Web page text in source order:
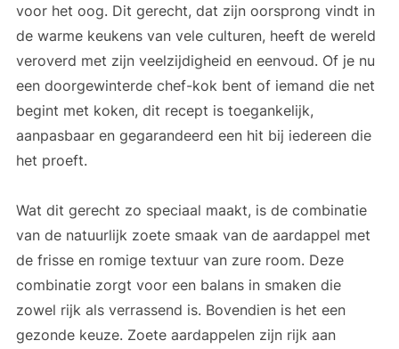
voor het oog. Dit gerecht, dat zijn oorsprong vindt in
de warme keukens van vele culturen, heeft de wereld
veroverd met zijn veelzijdigheid en eenvoud. Of je nu
een doorgewinterde chef-kok bent of iemand die net
begint met koken, dit recept is toegankelijk,
aanpasbaar en gegarandeerd een hit bij iedereen die
het proeft.
Wat dit gerecht zo speciaal maakt, is de combinatie
van de natuurlijk zoete smaak van de aardappel met
de frisse en romige textuur van zure room. Deze
combinatie zorgt voor een balans in smaken die
zowel rijk als verrassend is. Bovendien is het een
gezonde keuze. Zoete aardappelen zijn rijk aan